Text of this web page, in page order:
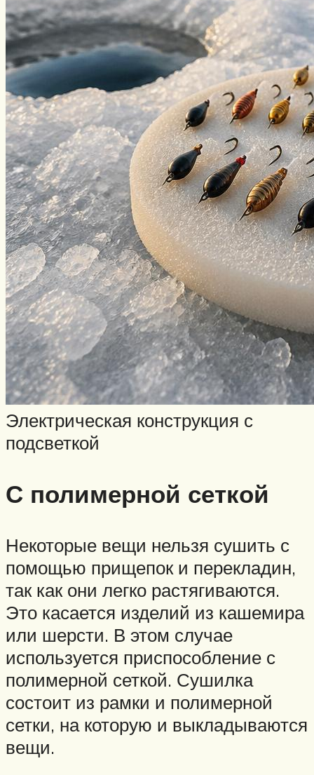
Электрическая конструкция с
подсветкой
С полимерной сеткой
Некоторые вещи нельзя сушить с
помощью прищепок и перекладин,
так как они легко растягиваются.
Это касается изделий из кашемира
или шерсти. В этом случае
используется приспособление с
полимерной сеткой. Сушилка
состоит из рамки и полимерной
сетки, на которую и выкладываются
вещи.